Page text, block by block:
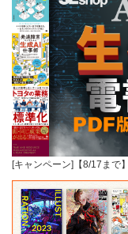
[キャンペーン]【8/17まで